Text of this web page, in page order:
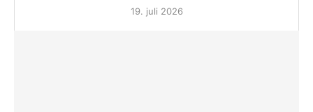
19. juli 2026